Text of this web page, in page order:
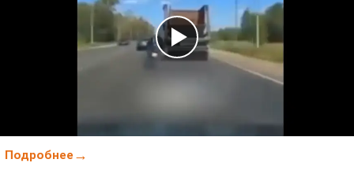
Подробнее